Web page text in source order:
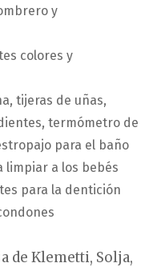
y
colores y
tijeras de uñas,
termómetro de
para el baño
limpiar a los bebés
para la dentición
de Klemetti, Solja,